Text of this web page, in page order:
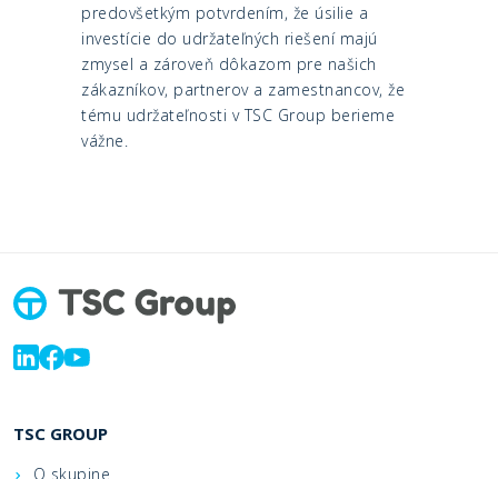
predovšetkým potvrdením, že úsilie a
investície do udržateľných riešení majú
zmysel a zároveň dôkazom pre našich
zákazníkov, partnerov a zamestnancov, že
tému udržateľnosti v TSC Group berieme
vážne.
TSC GROUP
O skupine